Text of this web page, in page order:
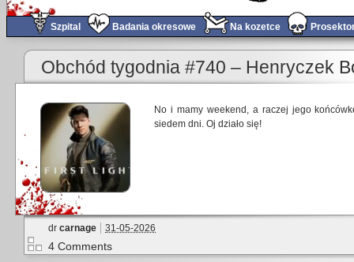
Szpital Badania okresowe Na kozetce
Obchód tygodnia #740 – Henryczek
No i mamy weekend, a raczej jego
siedem dni. Oj działo się!
dr carnage 31-05-2026
4 Comments